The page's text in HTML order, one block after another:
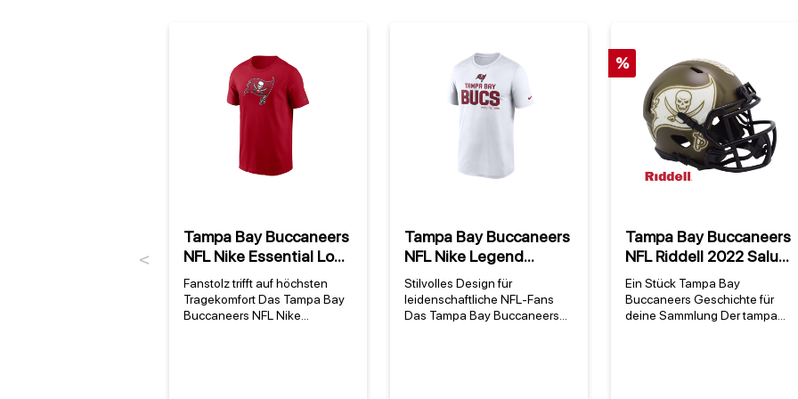
Previous
Tampa Bay Buccaneers
NFL Nike Essential Logo
T-Shirt Rot
Fanstolz trifft auf höchsten
Tragekomfort Das Tampa Bay
Buccaneers NFL Nike
Tampa Bay Buccaneers
NFL Nike Legend
Community
Performance T-Shirt
Weiß
Stilvolles Design für
leidenschaftliche NFL-Fans
Das Tampa Bay Buccaneers
%
Tampa Bay Buccaneers
NFL Riddell 2022 Salute
to Service NFL Speed
Mini Helm
Ein Stück Tampa Bay
Buccaneers Geschichte für
deine Sammlung Der tampa